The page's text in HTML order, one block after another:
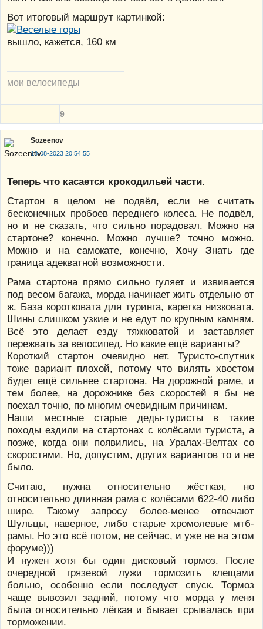
Вот итоговый маршрут картинкой:
вышло, кажется, 160 км
мои велосипеды
9
Sozeenov
18-08-2023 20:54:55
Теперь что касается крокодильей части.
Стартон в целом не подвёл, если не считать
бесконечных пробоев переднего колеса. Не подвёл,
но и не сказать, что сильно порадовал. Можно на
стартоне? конечно. Можно лучше? точно можно.
Можно и на самокате, конечно, Хочу Знать где
граница адекватной возможности.
Рама стартона прямо сильно гуляет и извивается
под весом багажа, морда начинает жить отдельно от
ж. База коротковата для туринга, каретка низковата.
Шины слишком узкие и не едут по крупным камням.
Всё это делает езду тяжковатой и заставляет
пережвать за велосипед. Но какие ещё варианты?
Короткий стартон очевидно нет. Туристо-спутник
тоже вариант плохой, потому что вилять хвостом
будет ещё сильнее стартона. На дорожной раме, и
тем более, на дорожнике без скоростей я бы не
поехал точно, по многим очевидным причинам.
Наши местные старые деды-туристы в такие
походы ездили на стартонах с колёсами туриста, а
позже, когда они появились, на Уралах-Велтах со
скоростями. Но, допустим, других вариантов то и не
было.
Считаю, нужна относительно жёсткая, но
относительно длинная рама с колёсами 622-40 либо
шире. Такому запросу более-менее отвечают
Шульцы, наверное, либо старые хромолевые мтб-
рамы. Но это всё потом, не сейчас, и уже не на этом
форуме)))
И нужен хотя бы один дисковый тормоз. После
очередной грязевой лужи тормозить клещами
больно, особенно если последует спуск. Тормоз
чаще вывозил задний, потому что морда у меня
была относительно лёгкая и бывает срывалась при
торможении.